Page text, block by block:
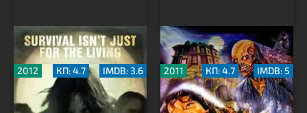
Выживание мертвецов Кошмар на кладбище
2012 КП: 4.7 IMDB: 3.6 2011 КП: 4.7 IMDB: 5